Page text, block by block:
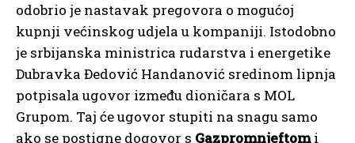
odobrio je nastavak pregovora o mogućoj
kupnji većinskog udjela u kompaniji. Istodobno
je srbijanska ministrica rudarstva i energetike
Dubravka Đedović Handanović sredinom lipnja
potpisala ugovor između dioničara s MOL
Grupom. Taj će ugovor stupiti na snagu samo
ako se postigne dogovor s Gazpromnjeftomi